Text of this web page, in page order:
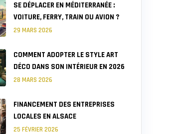
SE DÉPLACER EN MÉDITERRANÉE :
VOITURE, FERRY, TRAIN OU AVION ?
29 MARS 2026
COMMENT ADOPTER LE STYLE ART
DÉCO DANS SON INTÉRIEUR EN 2026
28 MARS 2026
FINANCEMENT DES ENTREPRISES
LOCALES EN ALSACE
25 FÉVRIER 2026